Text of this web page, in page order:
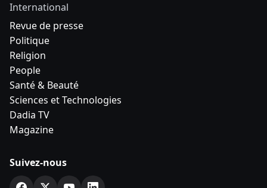
International
Revue de presse
Politique
Religion
People
Santé & Beauté
Sciences et Technologies
Dadia TV
Magazine
Suivez-nous